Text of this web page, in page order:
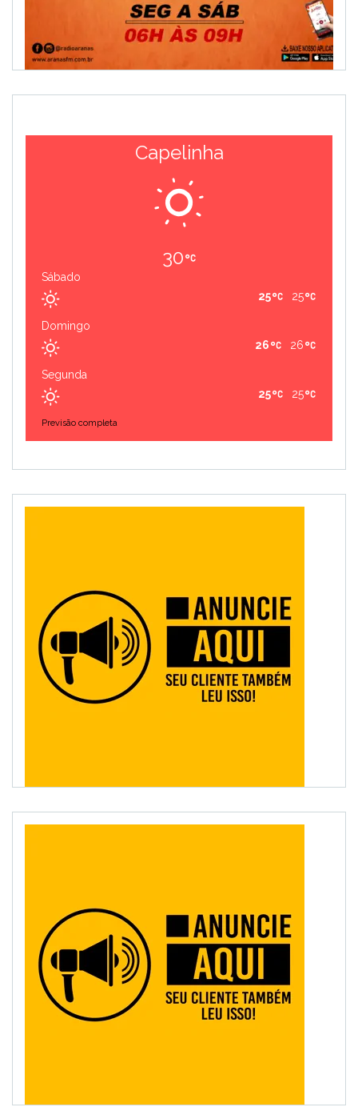
Capelinha
30
Sábado
25
25
Domingo
26
26
Segunda
25
25
Previsão completa